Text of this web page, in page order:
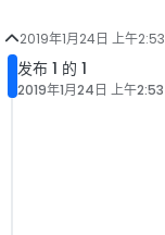
2019年1月24日 上午2:53
发布 1 的 1
2019年1月24日 上午2:53